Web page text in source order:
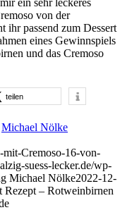
von der
ihr passend zum Dessert
eines Gewinnspiels
und das Cremoso
teilen
Michael Nölke
mit-Cremoso-16-von-
suess-lecker.de/wp-
Michael Nölke2022-12-
Rezept – Rotweinbirnen